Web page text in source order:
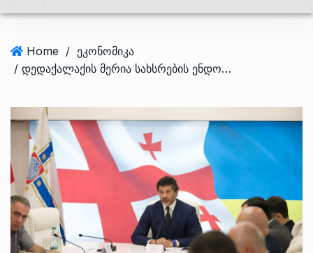
Home / ეკონომიკა
/ დედაქალაქის მერია სახსრების ენდოპროთეზირების პროგრამას იწყებს – ბიუჯეტი 0.5 მლნ ლარი იქნება